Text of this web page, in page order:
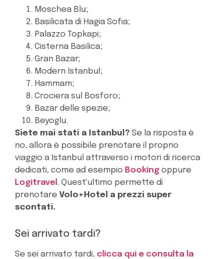
Moschea Blu;
Basilicata di Hagia Sofia;
Palazzo Topkapi;
Cisterna Basilica;
Gran Bazar;
Modern Istanbul;
Hammam;
Crociera sul Bosforo;
Bazar delle spezie;
Beyoglu.
Siete mai stati a Istanbul? Se la risposta è
no, allora è possibile prenotare il proprio
viaggio a Istanbul attraverso i motori di ricerca
dedicati, come ad esempio Booking oppure
Logitravel . Quest'ultimo permette di
prenotare Volo+Hotel a prezzi super
scontati.
Sei arrivato tardi?
Se sei arrivato tardi, clicca qui e consulta la